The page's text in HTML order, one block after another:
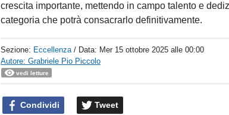
crescita importante, mettendo in campo talento e
categoria che potrà consacrarlo definitivamente.
Sezione: Eccellenza / Data: Mer 15 ottobre 2025 alle 00:00
Autore: Grabriele Pio Piccolo
vedi letture
Condividi Tweet